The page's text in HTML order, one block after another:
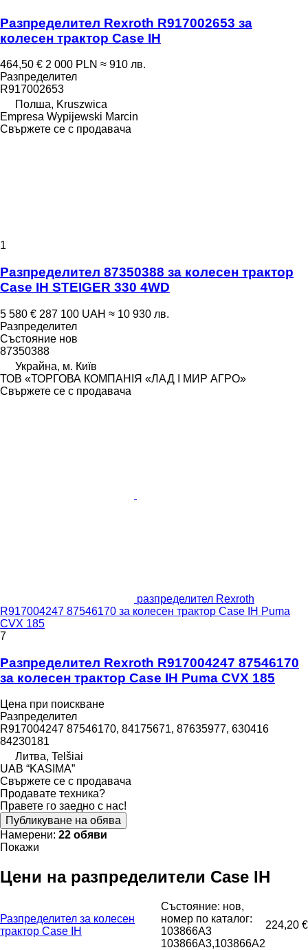
Разпределител Rexroth R917002653 за
колесен трактор Case IH
464,50 € 2 000 PLN ≈ 910 лв.
Разпределител
R917002653
Полша, Kruszwica
Empresa Wypijewski Marcin
Свържете се с продавача
1
Разпределител 87350388 за колесен трактор
Case IH STEIGER 330 4WD
5 580 € 287 100 UAH ≈ 10 930 лв.
Разпределител
Състояние нов
87350388
Украйна, м. Київ
ТОВ «ТОРГОВА КОМПАНІЯ «ЛАД І МИР АГРО»
Свържете се с продавача
разпределител Rexroth
R917004247 87546170 за колесен трактор Case IH Puma
CVX 185
7
Разпределител Rexroth R917004247 87546170
за колесен трактор Case IH Puma CVX 185
Цена при поискване
Разпределител
R917004247 87546170, 84175671, 87635977, 630416
84230181
Литва, Telšiai
UAB “KASIMA”
Свържете се с продавача
Продавате техника?
Правете го заедно с нас!
Публикуване на обява
Намерени: 22 обяви
Покажи
Цени на разпределители Case IH
Разпределител за колесен
трактор Case IH
Състояние: нов,
номер по каталог:
103866A3
103866A3,103866A2
224,20 €